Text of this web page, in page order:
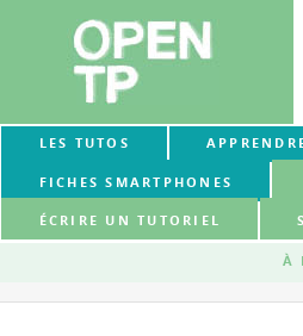
LES TUTOS
FICHES SMARTPHONES
ÉCRIRE UN TUTORIEL
À